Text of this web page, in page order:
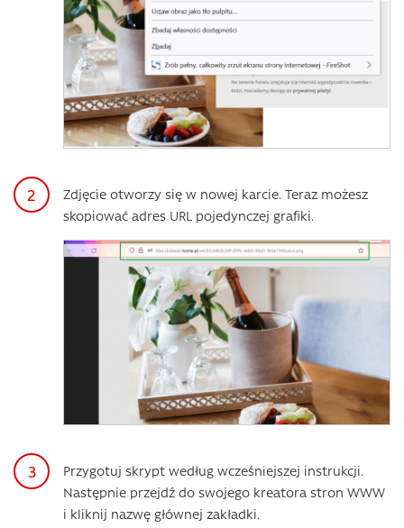
Zdjęcie otworzy się w nowej karcie. Teraz możesz
skopiować adres URL pojedynczej grafiki.
Przygotuj skrypt według wcześniejszej instrukcji.
Następnie przejdź do swojego kreatora stron WWW
i kliknij nazwę głównej zakładki.